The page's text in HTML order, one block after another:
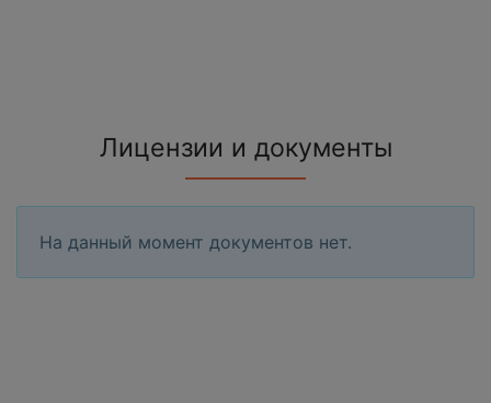
Лицензии и документы
На данный момент документов нет.